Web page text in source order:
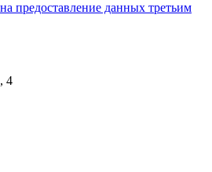
предоставление данных третьим
4